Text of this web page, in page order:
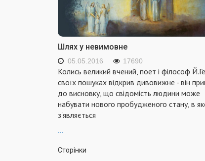
Шлях у невимовне
05.05.2016 17690
Колись великий вчений, поет і філософ
своїх пошуках відкрив дивовижне - він
до висновку, що свідомість людини може
набувати нового пробудженого стану, в
з'являється
...
Сторінки